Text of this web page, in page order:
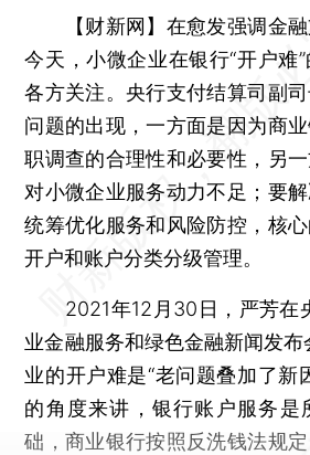
【财新网】 在愈发强调金
今天，小微企业在银行“开户难
各方关注。央行支付结算司副
问题的出现，一方面是因为商
职调查的合理性和必要性，另
对小微企业服务动力不足；要
统筹优化服务和风险防控，核
开户和账户分类分级管理。
2021年12月30日，严芳在
业金融服务和绿色金融新闻发布
业的开户难是“老问题叠加了新
的角度来讲，银行账户服务是
础，商业银行按照反洗钱法规